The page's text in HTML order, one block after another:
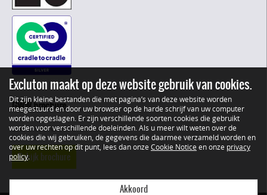
GWW brochure
Lees alles over ons GWW assortiment
Bekijk brochure
Excluton maakt op deze website gebruik van cookies.
Dit zijn kleine bestanden die met pagina’s van deze website worden
meegestuurd en door uw browser op de harde schrijf van uw computer
worden opgeslagen. Er zijn verschillende soorten cookies die gebruikt
worden voor verschillende doeleinden. Als u meer wilt weten over de
cookies die wij gebruiken, de gegevens die daarmee verzameld worden en
over uw rechten op dit punt, lees dan onze Cookie Notice en onze privacy
policy.
Akkoord